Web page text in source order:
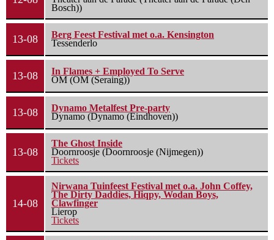
Bosch))
13-08
Berg Feest Festival met o.a. Kensington
Tessenderlo
13-08
In Flames + Employed To Serve
OM (OM (Seraing))
13-08
Dynamo Metalfest Pre-party
Dynamo (Dynamo (Eindhoven))
13-08
The Ghost Inside
Doornroosje (Doornroosje (Nijmegen))
Tickets
14-08
Nirwana Tuinfeest Festival met o.a. John Coffey,
The Dirty Daddies, Hiqpy, Wodan Boys,
Clawfinger
Lierop
Tickets